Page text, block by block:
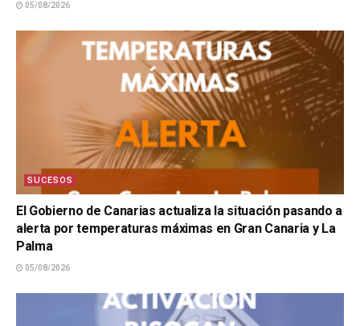
05/08/2026
SUCESOS
El Gobierno de Canarias actualiza la situación pasando a
alerta por temperaturas máximas en Gran Canaria y La
Palma
05/08/2026